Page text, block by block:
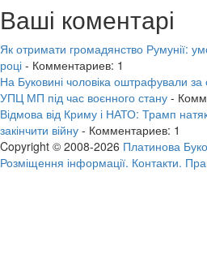
Ваші коментарі
Як отримати громадянство Румунії:
році - Комментариев: 1
На Буковині чоловіка оштрафували за
УПЦ МП під час воєнного стану -
Відмова від Криму і НАТО: Трамп
закінчити війну - Комментариев: 1
Copyright © 2008-2026 Платинова
Розміщення інформації. Контакти.